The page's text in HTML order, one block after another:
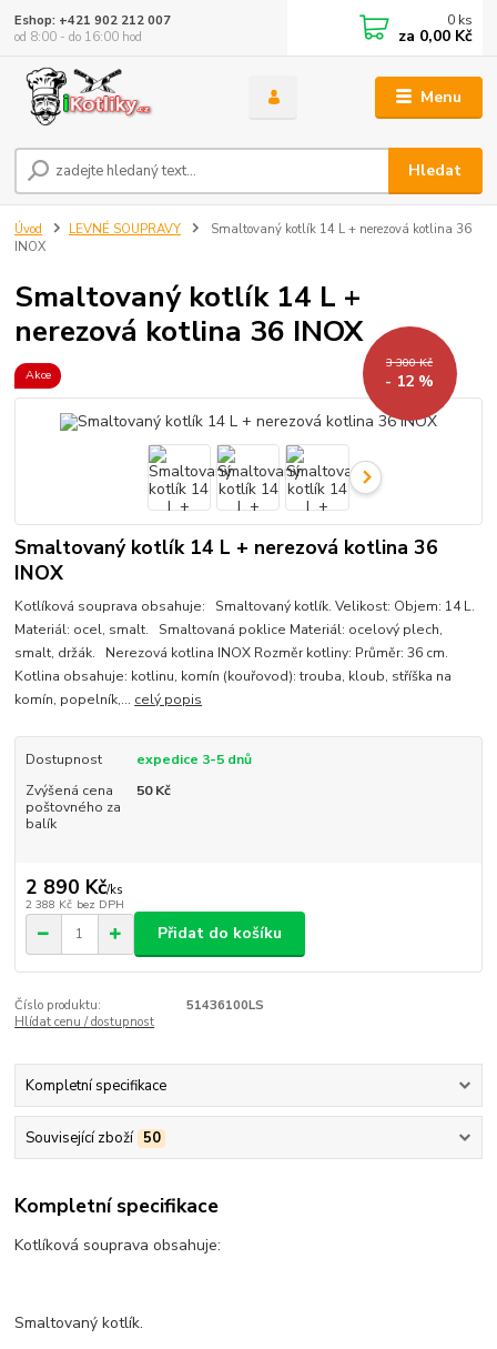
Menu
Hledat
Eshop: +421 902 212 007
od 8:00 - do 16:00 hod
0 ks
za 0,00 Kč
Úvod LEVNÉ SOUPRAVY
Smaltovaný kotlík 14 L + nerezová kotlina 36
INOX
Smaltovaný kotlík 14 L +
nerezová kotlina 36 INOX
Akce
3 300 Kč
- 12 %
Smaltovaný kotlík 14 L + nerezová kotlina 36
INOX
Kotlíková souprava obsahuje: Smaltovaný kotlík. Velikost: Objem: 14 L.
Materiál: ocel, smalt. Smaltovaná poklice Materiál: ocelový plech,
smalt, držák. Nerezová kotlina INOX Rozměr kotliny: Průměr: 36 cm.
Kotlina obsahuje: kotlinu, komín (kouřovod): trouba, kloub, stříška na
komín, popelník,... celý popis
Dostupnost
expedice 3-5 dnů
Zvýšená cena
poštovného za
balík
50 Kč
2 890 Kč/ks
2 388 Kč bez DPH
Přidat do košíku
Číslo produktu:
51436100LS
Hlídat cenu / dostupnost
Kompletní specifikace
Související zboží 50
Kompletní specifikace
Kotlíková souprava obsahuje:
Smaltovaný kotlík.